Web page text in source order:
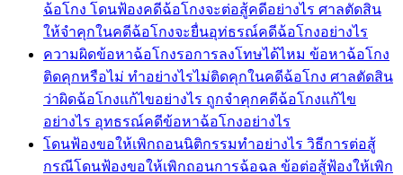
ฉ้อโกง โดนฟ้องคดีฉ้อโกงจะต่อสู้คดีอย่างไร ศาลตัดสิน
ให้จำคุกในคดีฉ้อโกงจะยื่นอุท่ธรณ์คดีฉ้อโกงอย่างไร
ความผิดข้อหาฉ้อโกงรอการลงโทษได้ไหม ข้อหาฉ้อโกง
ติดคุกหรือไม่ ทำอย่างไรไม่ติดคุกในคดีฉ้อโกง ศาลตัดสิน
ว่าผิดฉ้อโกงแก้ไขอย่างไร ถูกจำคุกคดีฉ้อโกงแก้ไข
อย่างไร อุทธรณ์คดีข้อหาฉ้อโกงอย่างไร
โดนฟ้องขอให้เพิกถอนนิติกรรมทำอย่างไร วิธีการต่อสู้
กรณีโดนฟ้องขอให้เพิกถอนการฉ้อฉล ข้อต่อสู้ฟ้องให้เพิก